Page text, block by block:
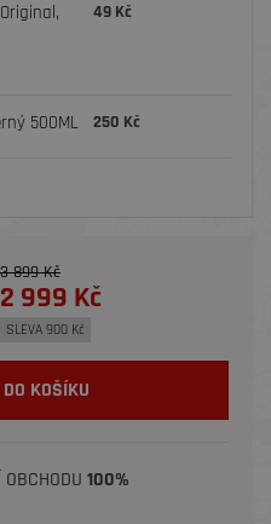
49 Kč
500ML 250 Kč
3 899 Kč
2 999 Kč
SLEVA 900 Kč
KOŠÍKU
100%